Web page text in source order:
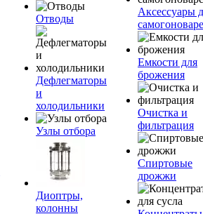
Отводы
Дефлегматоры
и
холодильники
Узлы отбора
Диоптры,
колонны
Аксессуары
Емкости для
брожения
Очистка и
фильтрация
Спиртовые
дрожжи